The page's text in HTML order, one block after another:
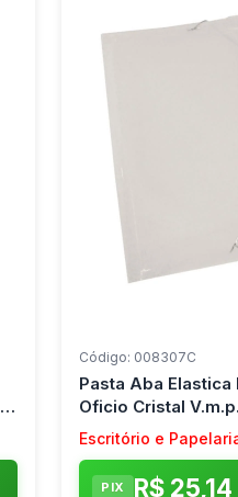
Código: 008307C
Pasta Aba Elastica
Oficio Cristal
Escritório e
PIX R$ 25,14